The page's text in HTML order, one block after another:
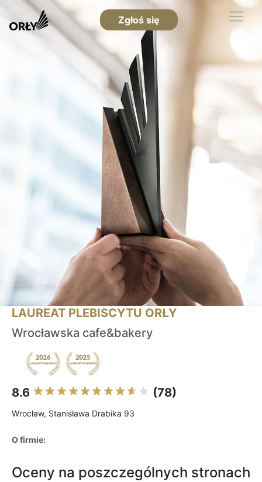
Zgłoś się
LAUREAT PLEBISCYTU ORŁY
Wrocławska cafe&bakery
8.6 (78)
Wrocław, Stanisława Drabika 93
O firmie:
Oceny na poszczególnych stronach